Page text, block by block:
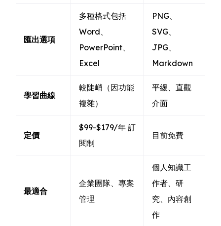
匯出選項
多種格式包括
Word、
PowerPoint、
Excel
PNG、
SVG、
JPG、
Markdown
學習曲線
較陡峭（因功能
複雜）
平緩、直觀
介面
定價
$99-$179/年 訂
閱制
目前免費
最適合
企業團隊、專案
管理
個人知識工
作者、研
究、內容創
作